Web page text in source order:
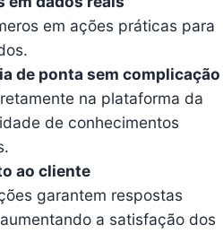
em ações práticas para
de ponta sem complicação
na plataforma da
de conhecimentos
ao cliente
garantem respostas
a satisfação dos